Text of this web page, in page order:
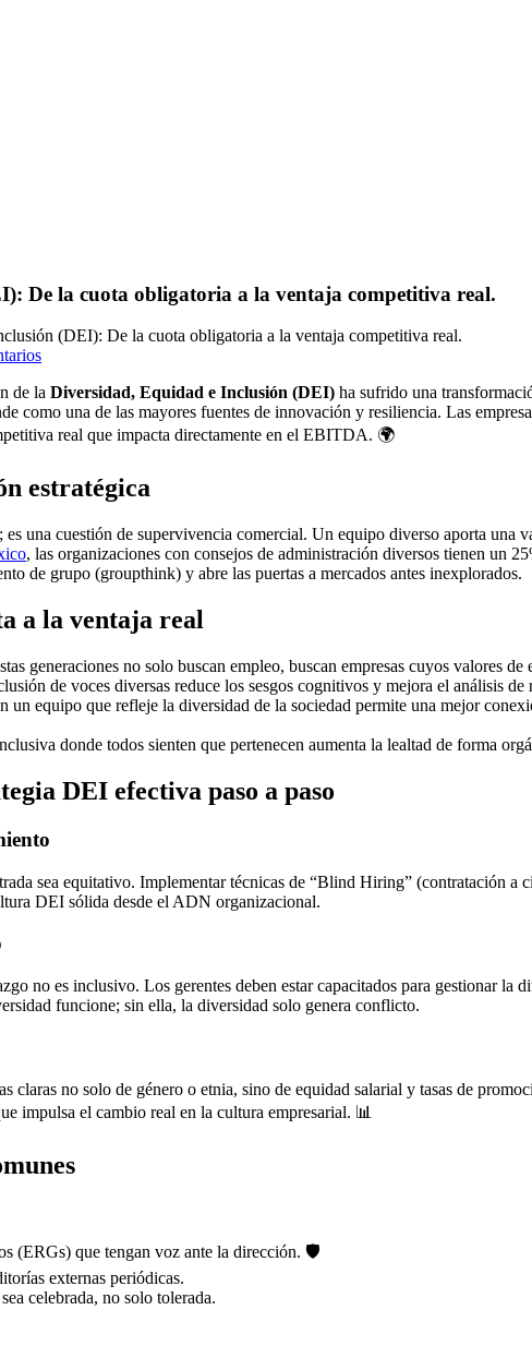
De la cuota obligatoria a la ventaja competitiva real.
(DEI): De la cuota obligatoria a la ventaja competitiva real.
de la Diversidad, Equidad e Inclusión (DEI) ha sufrido una
como una de las mayores fuentes de innovación y resiliencia. Las
real que impacta directamente en el EBITDA. 🌍
estratégica
una cuestión de supervivencia comercial. Un equipo diverso aporta una
, las organizaciones con consejos de administración diversos tienen un
de grupo (groupthink) y abre las puertas a mercados antes inexplorados.
a la ventaja real
generaciones no solo buscan empleo, buscan empresas cuyos valores
de voces diversas reduce los sesgos cognitivos y mejora el análisis de
un equipo que refleje la diversidad de la sociedad permite una mejor
donde todos sienten que pertenecen aumenta la lealtad de forma
DEI efectiva paso a paso
sea equitativo. Implementar técnicas de “Blind Hiring” (contratación a
DEI sólida desde el ADN organizacional.
no es inclusivo. Los gerentes deben estar capacitados para gestionar la
funcione; sin ella, la diversidad solo genera conflicto.
claras no solo de género o etnia, sino de equidad salarial y tasas de
impulsa el cambio real en la cultura empresarial. 📊
(ERGs) que tengan voz ante la dirección. 🛡️
externas periódicas.
celebrada, no solo tolerada.